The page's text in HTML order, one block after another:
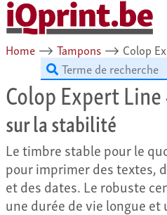
Home ⟶ Tampons ⟶ Colop
Colop Expert Line
sur la stabilité
Le timbre stable pour le
pour imprimer des textes,
et des dates. Le robuste
une durée de vie longue